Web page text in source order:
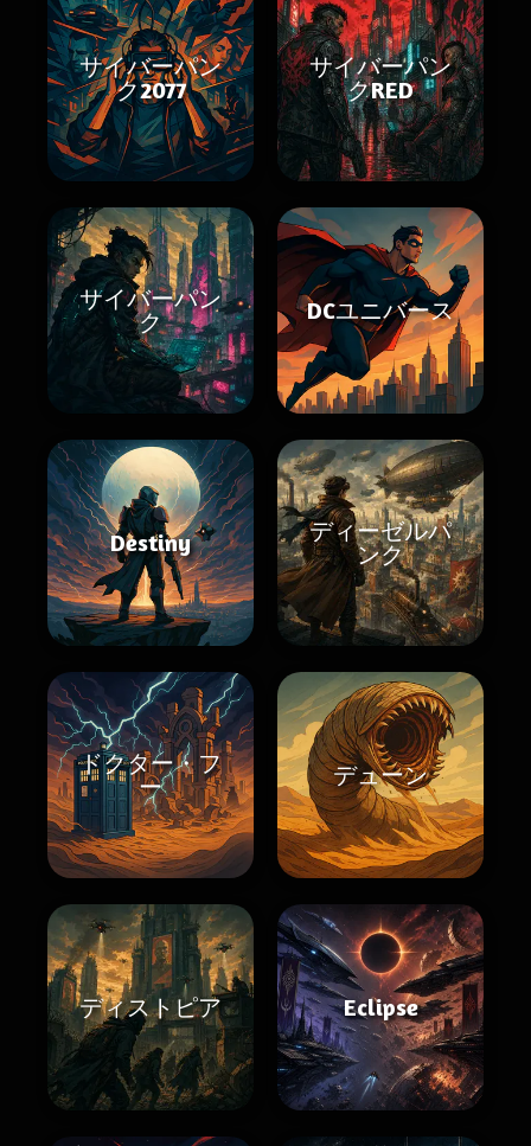
サイバーパン
ク2077
サイバーパン
クRED
サイバーパン
ク
DCユニバース
Destiny
ディーゼルパ
ンク
ドクター・フ
ー
デューン
ディストピア Eclipse